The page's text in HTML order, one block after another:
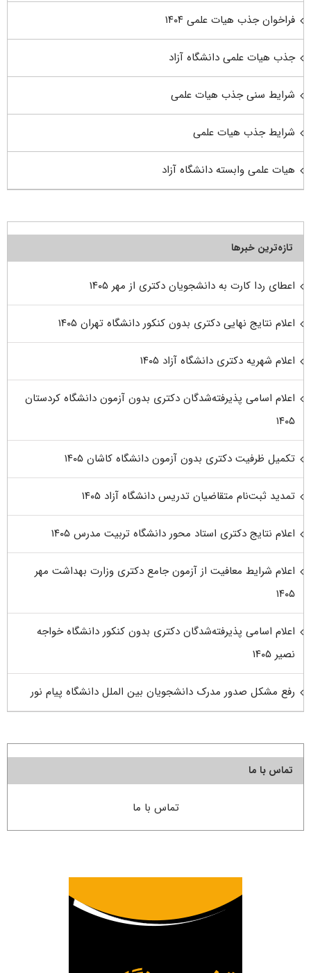
فراخوان جذب هیات علمی ۱۴۰۴
جذب هیات علمی دانشگاه آزاد
شرایط سنی جذب هیات علمی
شرایط جذب هیات علمی
هیات علمی وابسته دانشگاه آزاد
تازه‌ترین خبرها
اعطای ردا کارت به دانشجویان دکتری از مهر ۱۴۰۵
اعلام نتایج نهایی دکتری بدون کنکور دانشگاه تهران ۱۴۰۵
اعلام شهریه دکتری دانشگاه آزاد ۱۴۰۵
اعلام اسامی پذیرفته‌شدگان دکتری بدون آزمون دانشگاه کردستان
۱۴۰۵
تکمیل ظرفیت دکتری بدون آزمون دانشگاه کاشان ۱۴۰۵
تمدید ثبت‌نام متقاضیان تدریس دانشگاه آزاد ۱۴۰۵
اعلام نتایج دکتری استاد محور دانشگاه تربیت مدرس ۱۴۰۵
اعلام شرایط معافیت از آزمون جامع دکتری وزارت بهداشت مهر
۱۴۰۵
اعلام اسامی پذیرفته‌شدگان دکتری بدون کنکور دانشگاه خواجه
نصیر ۱۴۰۵
رفع مشکل صدور مدرک دانشجویان بین الملل دانشگاه پیام نور
تماس با ما
تماس با ما